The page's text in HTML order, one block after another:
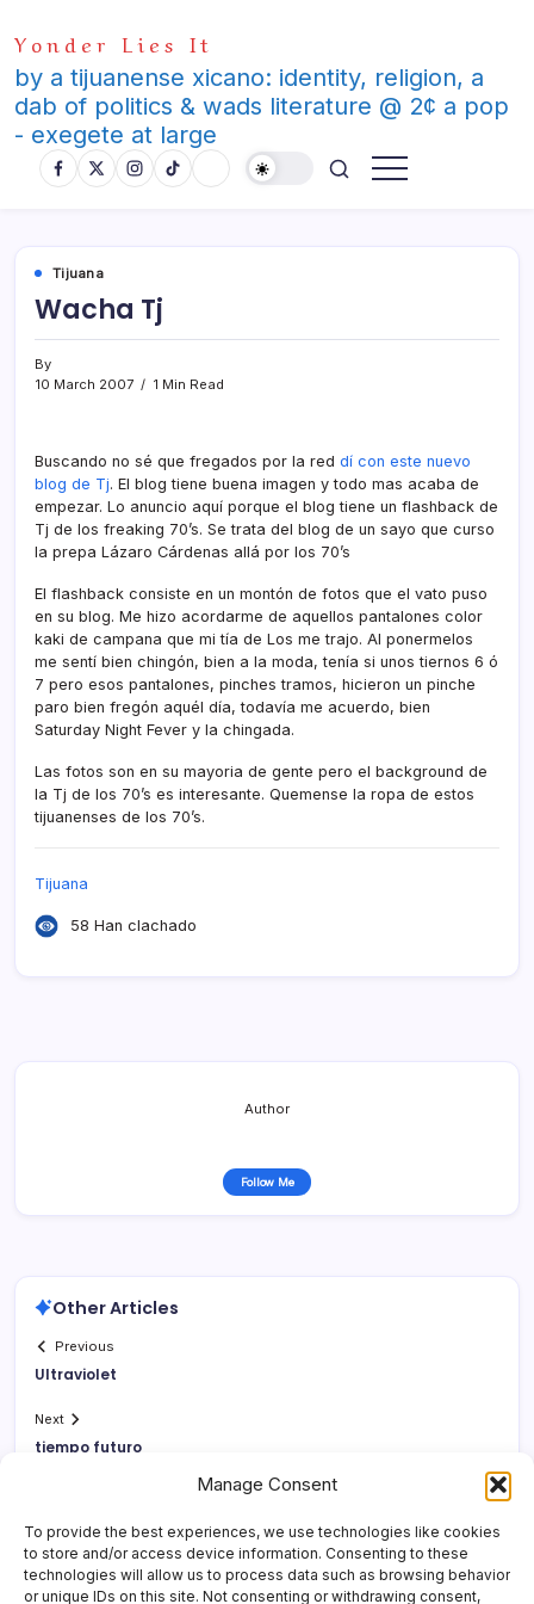
Manage Consent
To provide the best experiences, we use technologies like cookies
to store and/or access device information. Consenting to these
technologies will allow us to process data such as browsing behavior
or unique IDs on this site. Not consenting or withdrawing consent,
to
content
Yonder Lies It
by a tijuanense xicano: identity, religion, a
dab of politics & wads literature @ 2¢ a pop
- exegete at large
Tijuana
Wacha Tj
By
10 March 2007
1 Min Read
Buscando no sé que fregados por la red dí­ con este nuevo
blog de Tj. El blog tiene buena imagen y todo mas acaba de
empezar. Lo anuncio aquí­ porque el blog tiene un flashback de
Tj de los freaking 70’s. Se trata del blog de un sayo que curso
la prepa Lázaro Cárdenas allá por los 70’s
El flashback consiste en un montón de fotos que el vato puso
en su blog. Me hizo acordarme de aquellos pantalones color
kaki de campana que mi tí­a de Los me trajo. Al ponermelos
me sentí­ bien chingón, bien a la moda, tení­a si unos tiernos 6 ó
7 pero esos pantalones, pinches tramos, hicieron un pinche
paro bien fregón aquél dí­a, todaví­a me acuerdo, bien
Saturday Night Fever y la chingada.
Las fotos son en su mayoria de gente pero el background de
la Tj de los 70’s es interesante. Quemense la ropa de estos
tijuanenses de los 70’s.
Tijuana
58 Han clachado
Author
Follow Me
Other Articles
Previous
Ultraviolet
Next
tiempo futuro